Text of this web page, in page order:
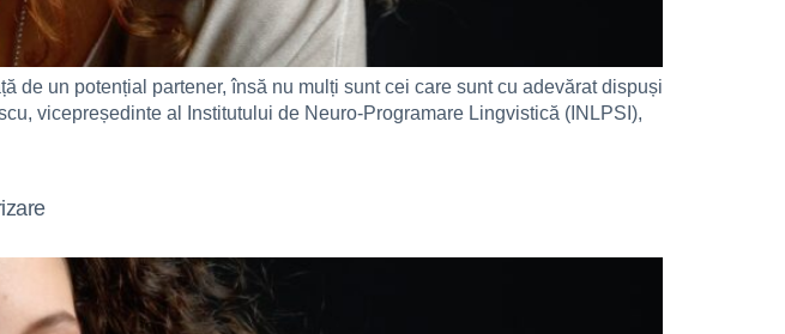
de un potențial partener, însă nu mulți sunt cei care sunt cu adevărat dispuși
vicepreședinte al Institutului de Neuro-Programare Lingvistică (INLPSI),